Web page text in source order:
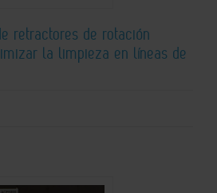
retractores de rotación
la limpieza en líneas de